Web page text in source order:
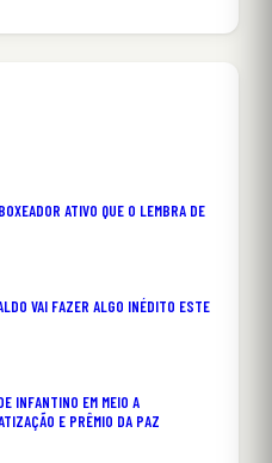
ATIVO QUE O LEMBRA DE
VAI FAZER ALGO INÉDITO ESTE
INFANTINO EM MEIO A
E PRÊMIO DA PAZ